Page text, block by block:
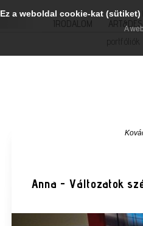
IRODALOM
portfóliók
Anna - Változatok
Ez a weboldal cookie-kat
A